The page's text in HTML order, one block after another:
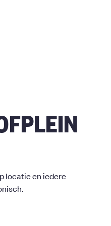
locatie en iedere